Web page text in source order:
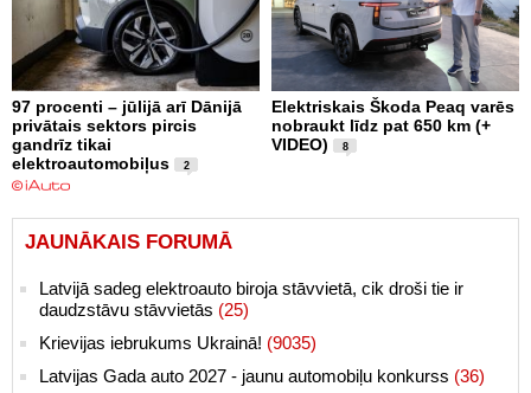
97 procenti – jūlijā arī Dānijā
privātais sektors pircis
gandrīz tikai
elektroautomobiļus
2
Elektriskais Škoda Peaq varēs
nobraukt līdz pat 650 km (+
VIDEO)
8
JAUNĀKAIS FORUMĀ
Latvijā sadeg elektroauto biroja stāvvietā, cik droši tie ir
daudzstāvu stāvvietās (25)
Krievijas iebrukums Ukrainā! (9035)
Latvijas Gada auto 2027 - jaunu automobiļu konkurss (36)